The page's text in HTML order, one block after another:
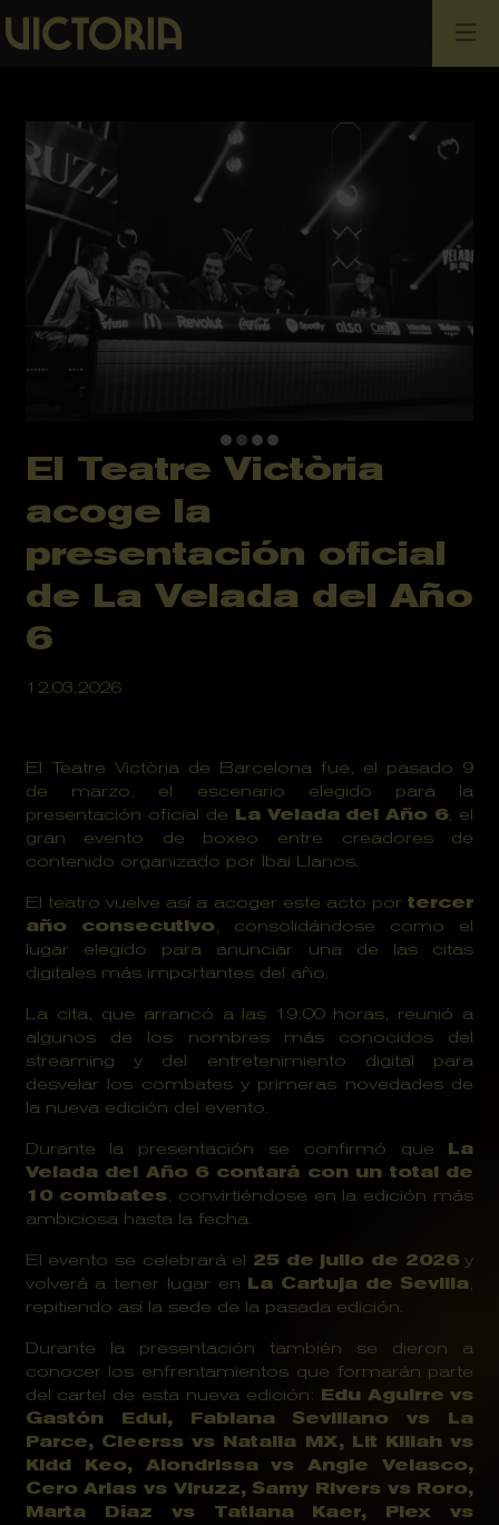
Diapositiva 2 de 4
El Teatre Victòria
acoge la
presentación oficial
de La Velada del Año
6
12.03.2026
El Teatre Victòria de Barcelona fue, el pasado 9
de marzo, el escenario elegido para la
presentación oficial de La Velada del Año 6, el
gran evento de boxeo entre creadores de
contenido organizado por Ibai Llanos.
El teatro vuelve así a acoger este acto por tercer
año consecutivo, consolidándose como el
lugar elegido para anunciar una de las citas
digitales más importantes del año.
La cita, que arrancó a las 19:00 horas, reunió a
algunos de los nombres más conocidos del
streaming y del entretenimiento digital para
desvelar los combates y primeras novedades de
la nueva edición del evento.
Durante la presentación se confirmó que La
Velada del Año 6 contará con un total de
10 combates, convirtiéndose en la edición más
ambiciosa hasta la fecha.
El evento se celebrará el 25 de julio de 2026 y
volverá a tener lugar en La Cartuja de Sevilla,
repitiendo así la sede de la pasada edición.
Durante la presentación también se dieron a
conocer los enfrentamientos que formarán parte
del cartel de esta nueva edición: Edu Aguirre vs
Gastón Edul, Fabiana Sevillano vs La
Parce, Cleerss vs Natalia MX, Lit Killah vs
Kidd Keo, Alondrissa vs Angie Velasco,
Cero Arias vs Viruzz, Samy Rivers vs Roro,
Marta Díaz vs Tatiana Kaer, Plex vs